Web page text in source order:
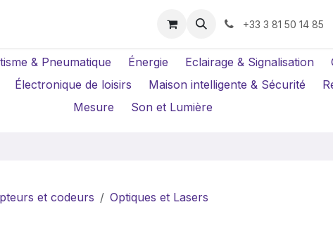
Location Caméras +33 3 81 50 14 85
& Pneumatique Énergie Eclairage & Signalisation
Électronique de loisirs Maison intelligente & Sécurité
Mesure
Son et Lumière
et codeurs Optiques et Lasers